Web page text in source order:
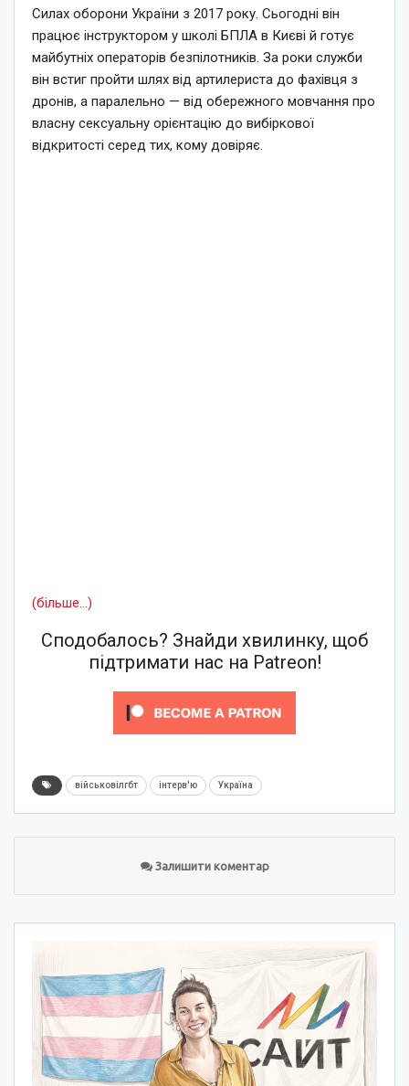
Силах оборони України з 2017 року. Сьогодні він
працює інструктором у школі БПЛА в Києві й готує
майбутніх операторів безпілотників. За роки служби
він встиг пройти шлях від артилериста до фахівця з
дронів, а паралельно — від обережного мовчання про
власну сексуальну орієнтацію до вибіркової
відкритості серед тих, кому довіряє.
(більше…)
Сподобалось? Знайди хвилинку, щоб
підтримати нас на Patreon!
військовілгбт інтерв'ю Україна
Залишити коментар